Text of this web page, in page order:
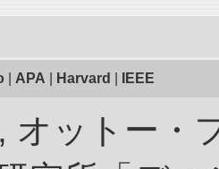
APA Harvard IEEE
オットー・